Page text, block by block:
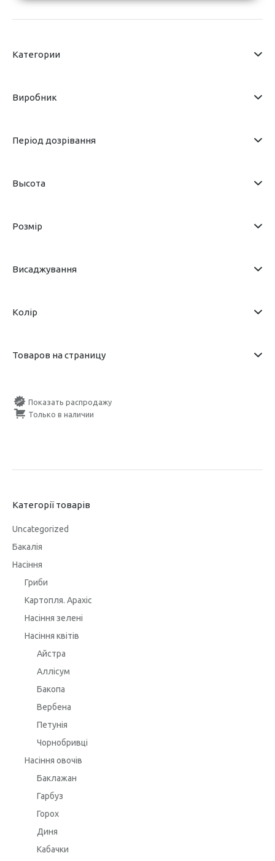
Категории
Виробник
Період дозрівання
Высота
Розмір
Висаджування
Колір
Товаров на страницу
Показать распродажу
Только в наличии
Категорії товарів
Uncategorized
Бакалія
Насіння
Гриби
Картопля. Арахіс
Насіння зелені
Насіння квітів
Айстра
Аллісум
Бакопа
Вербена
Петунія
Чорнобривці
Насіння овочів
Баклажан
Гарбуз
Горох
Диня
Кабачки